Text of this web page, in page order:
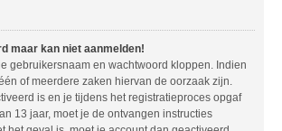
maar kan niet aanmelden!
gebruikersnaam en wachtwoord kloppen. Indien
of meerdere zaken hiervan de oorzaak zijn.
is en je tijdens het registratieproces opgaf
13 jaar, moet je de ontvangen instructies